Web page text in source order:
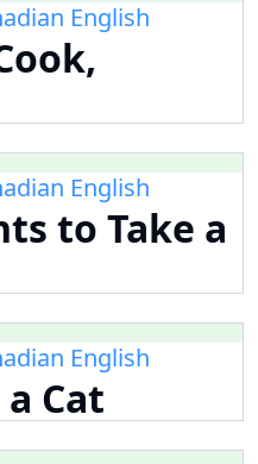
English
English
to Take a
English
Cat